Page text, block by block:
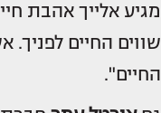
מגיע אלייך אהבת
שווים החיים
החיים".